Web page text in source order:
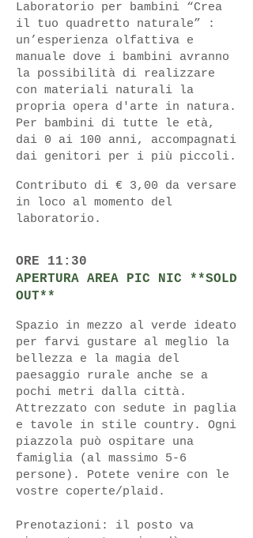
Laboratorio per bambini “Crea
il tuo quadretto naturale” :
un’esperienza olfattiva e
manuale dove i bambini avranno
la possibilità di realizzare
con materiali naturali la
propria opera d'arte in natura.
Per bambini di tutte le età,
dai 0 ai 100 anni, accompagnati
dai genitori per i più piccoli.
Contributo di € 3,00 da versare
in loco al momento del
laboratorio.
ORE 11:30
APERTURA AREA PIC NIC **SOLD
OUT**
Spazio in mezzo al verde ideato
per farvi gustare al meglio la
bellezza e la magia del
paesaggio rurale anche se a
pochi metri dalla città.
Attrezzato con sedute in paglia
e tavole in stile country. Ogni
piazzola può ospitare una
famiglia (al massimo 5-6
persone). Potete venire con le
vostre coperte/plaid.
Prenotazioni: il posto va